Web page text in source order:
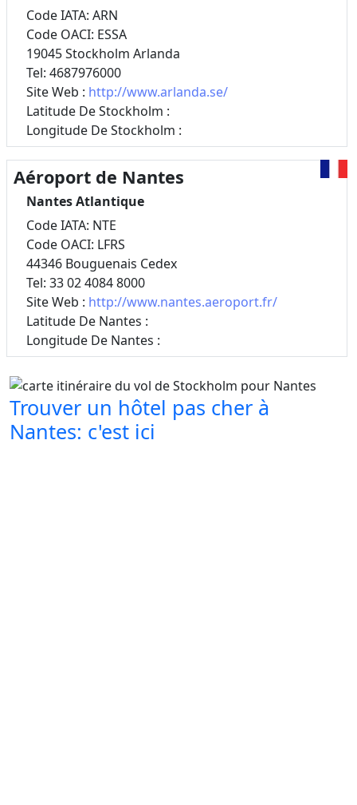
Code IATA: ARN
Code OACI: ESSA
19045 Stockholm Arlanda
Tel: 4687976000
Site Web : http://www.arlanda.se/
Latitude De Stockholm :
Longitude De Stockholm :
Aéroport de Nantes
Nantes Atlantique
Code IATA: NTE
Code OACI: LFRS
44346 Bouguenais Cedex
Tel: 33 02 4084 8000
Site Web : http://www.nantes.aeroport.fr/
Latitude De Nantes :
Longitude De Nantes :
Trouver un hôtel pas cher à
Nantes: c'est ici